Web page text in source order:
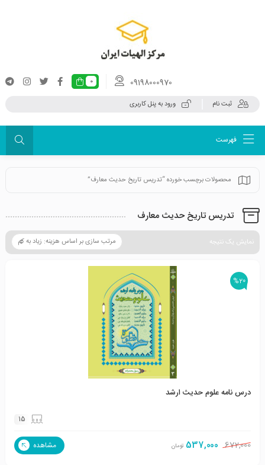
0 09198000970
ثبت نام ورود به پنل کاربری
فهرست
محصولات برچسب خورده “تدریس تاریخ حدیث معارف”
تدریس تاریخ حدیث معارف
نمایش یک نتیجه
%20
درس نامه علوم حدیث ارشد
15
672,000
537,000 تومان مشاهده